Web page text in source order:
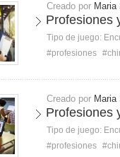
Creado por Maria
Profesiones
Tipo de juego:
#profesiones
Creado por Maria
Profesiones
Tipo de juego:
#profesiones